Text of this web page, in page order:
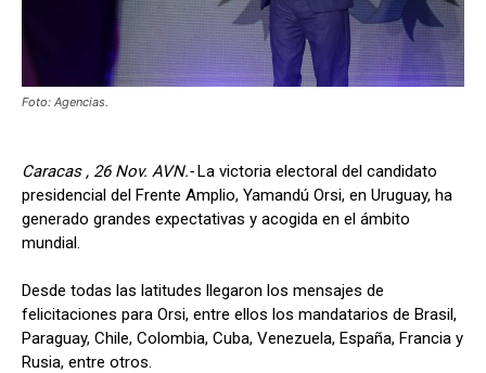
Foto: Agencias.
Caracas , 26 Nov. AVN.-La victoria electoral del candidato
presidencial del Frente Amplio, Yamandú Orsi, en Uruguay, ha
generado grandes expectativas y acogida en el ámbito
mundial.
Desde todas las latitudes llegaron los mensajes de
felicitaciones para Orsi, entre ellos los mandatarios de Brasil,
Paraguay, Chile, Colombia, Cuba, Venezuela, España, Francia y
Rusia, entre otros.